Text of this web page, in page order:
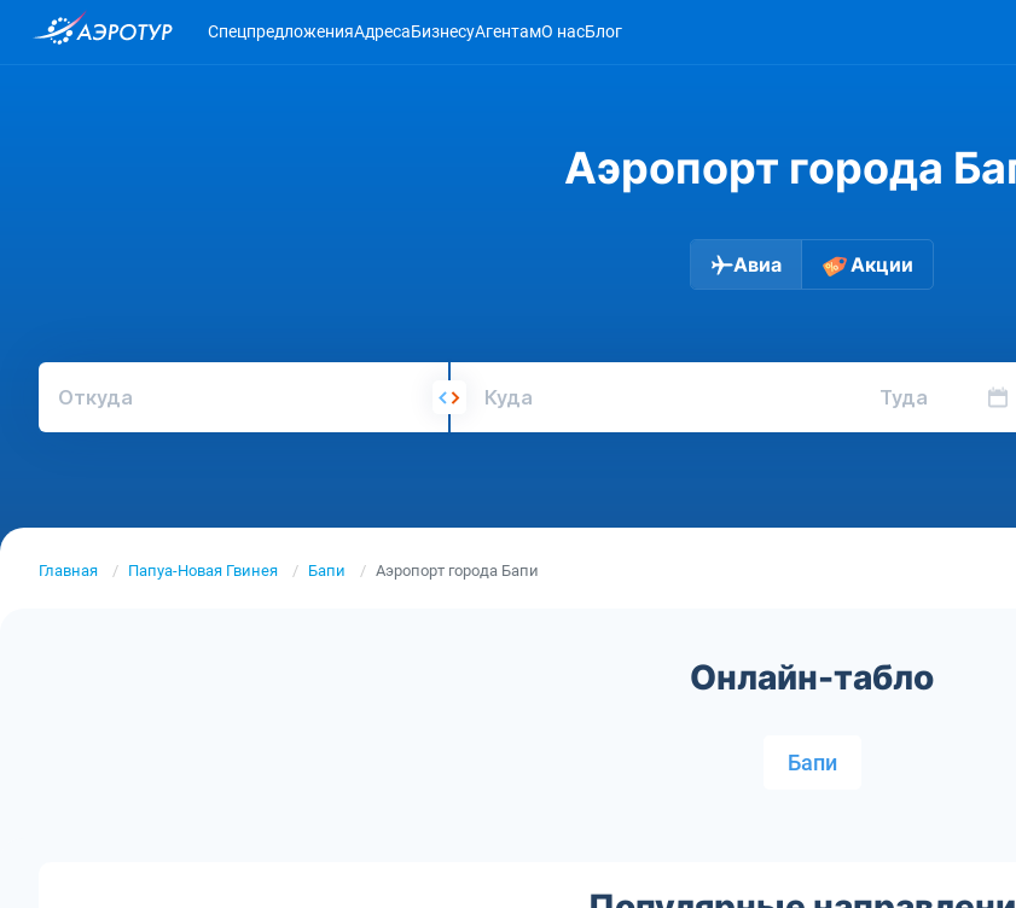
СпецпредложенияАдресаБизнесуАгентамО насБлог
Аэропорт города
Авиа Акции
Откуда Куда Туда
Главная Папуа-Новая Гвинея Бапи Аэропорт города Бапи
Онлайн-табло
Бапи